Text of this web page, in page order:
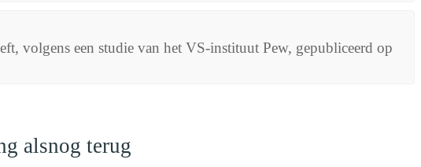
volgens een studie van het VS-instituut Pew, gepubliceerd op
alsnog terug